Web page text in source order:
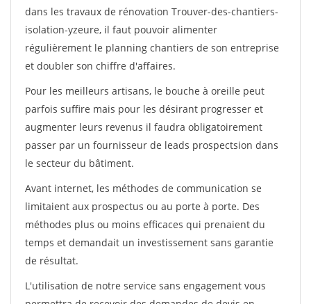
dans les travaux de rénovation Trouver-des-chantiers-
isolation-yzeure, il faut pouvoir alimenter
régulièrement le planning chantiers de son entreprise
et doubler son chiffre d'affaires.
Pour les meilleurs artisans, le bouche à oreille peut
parfois suffire mais pour les désirant progresser et
augmenter leurs revenus il faudra obligatoirement
passer par un fournisseur de leads prospectsion dans
le secteur du bâtiment.
Avant internet, les méthodes de communication se
limitaient aux prospectus ou au porte à porte. Des
méthodes plus ou moins efficaces qui prenaient du
temps et demandait un investissement sans garantie
de résultat.
L'utilisation de notre service sans engagement vous